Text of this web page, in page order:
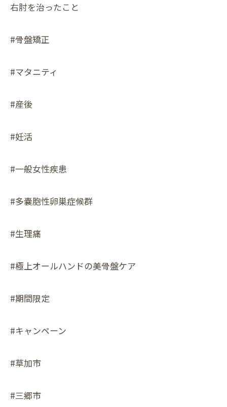
右肘を治ったこと
#骨盤矯正
#マタニティ
#産後
#妊活
#一般女性疾患
#多嚢胞性卵巣症候群
#生理痛
#極上オールハンドの美骨盤ケア
#期間限定
#キャンペーン
#草加市
#三郷市